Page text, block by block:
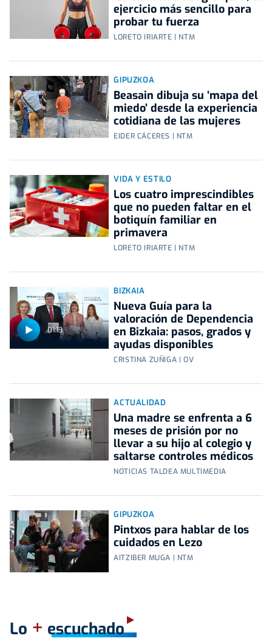
ejercicio más sencillo para
probar tu fuerza
LORETO IRIARTE | NTM
GIPUZKOA
Beasain dibuja su ‘mapa del
miedo’ desde la experiencia
cotidiana de las mujeres
EIDER CÁCERES | NTM
VIDA Y ESTILO
Los cuatro imprescindibles
que no pueden faltar en el
botiquín familiar en
primavera
LORETO IRIARTE | NTM
01:13
BIZKAIA
Nueva Guía para la
valoración de Dependencia
en Bizkaia: pasos, grados y
ayudas disponibles
CRISTINA ZUÑIGA | OV
ACTUALIDAD
Una madre se enfrenta a 6
meses de prisión por no
llevar a su hijo al colegio y
saltarse controles médicos
NOTICIAS TALDEA MULTIMEDIA
GIPUZKOA
Pintxos para hablar de los
cuidados en Lezo
AITZIBER MUGA | NTM
Lo + escuchado